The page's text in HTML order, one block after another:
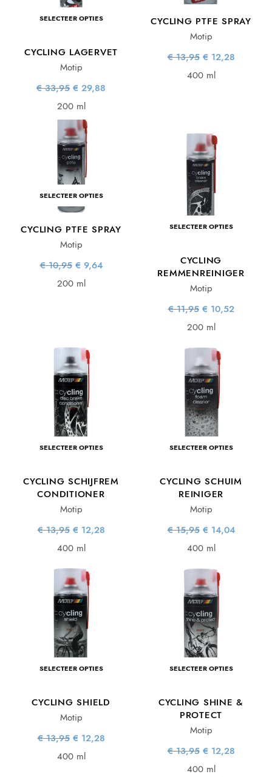
SELECTEER OPTIES
CYCLING LAGERVET
Motip
€33,95 Oorspronkelijke
prijs was:
€ 29,88
200 ml
CYCLING PTFE SPRAY
Motip
€13,95 Oorspronkelijke
prijs was:
€ 12,28
400 ml
SELECTEER OPTIES
CYCLING PTFE SPRAY
Motip
€10,95 Oorspronkelijke
prijs was:
€ 9,64Huidige
200 ml
SELECTEER OPTIES
CYCLING
REMMENREINIGER
Motip
€11,95 Oorspronkelijke
prijs was:
€ 10,52
200 ml
SELECTEER OPTIES
CYCLING SCHIJFREM
CONDITIONER
Motip
€13,95 Oorspronkelijke
prijs was:
€ 12,28
400 ml
SELECTEER OPTIES
CYCLING SCHUIM
REINIGER
Motip
€15,95 Oorspronkelijke
prijs was:
€ 14,04
400 ml
SELECTEER OPTIES
CYCLING SHIELD
Motip
€13,95 Oorspronkelijke
prijs was:
€ 12,28
400 ml
SELECTEER OPTIES
CYCLING SHINE &
PROTECT
Motip
€13,95 Oorspronkelijke
prijs was:
€ 12,28
400 ml